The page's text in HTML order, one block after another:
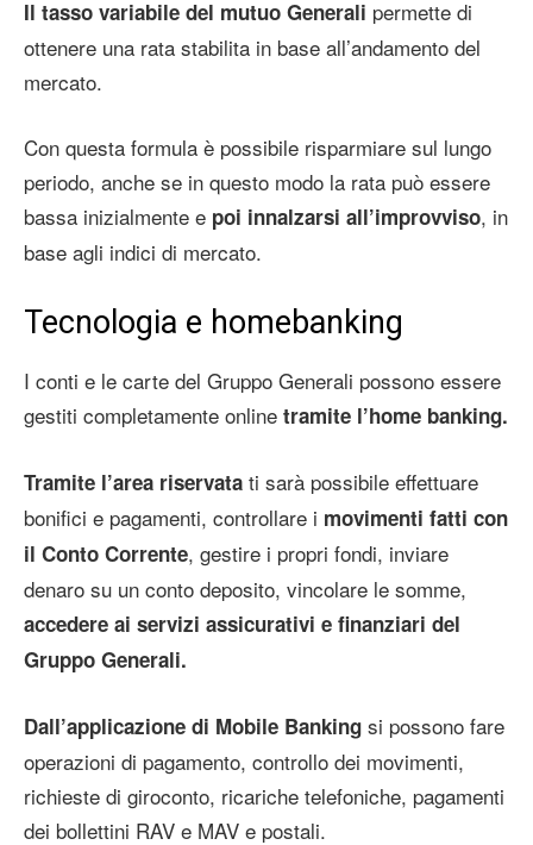
Il tasso variabile del mutuo Generali permette di
ottenere una rata stabilita in base all’andamento del
mercato.
Con questa formula è possibile risparmiare sul lungo
periodo, anche se in questo modo la rata può essere
bassa inizialmente e poi innalzarsi all’improvviso, in
base agli indici di mercato.
Tecnologia e homebanking
I conti e le carte del Gruppo Generali possono essere
gestiti completamente online tramite l’home banking.
Tramite l’area riservata ti sarà possibile effettuare
bonifici e pagamenti, controllare i movimenti fatti con
il Conto Corrente, gestire i propri fondi, inviare
denaro su un conto deposito, vincolare le somme,
accedere ai servizi assicurativi e finanziari del
Gruppo Generali.
Dall’applicazione di Mobile Banking si possono fare
operazioni di pagamento, controllo dei movimenti,
richieste di giroconto, ricariche telefoniche, pagamenti
dei bollettini RAV e MAV e postali.